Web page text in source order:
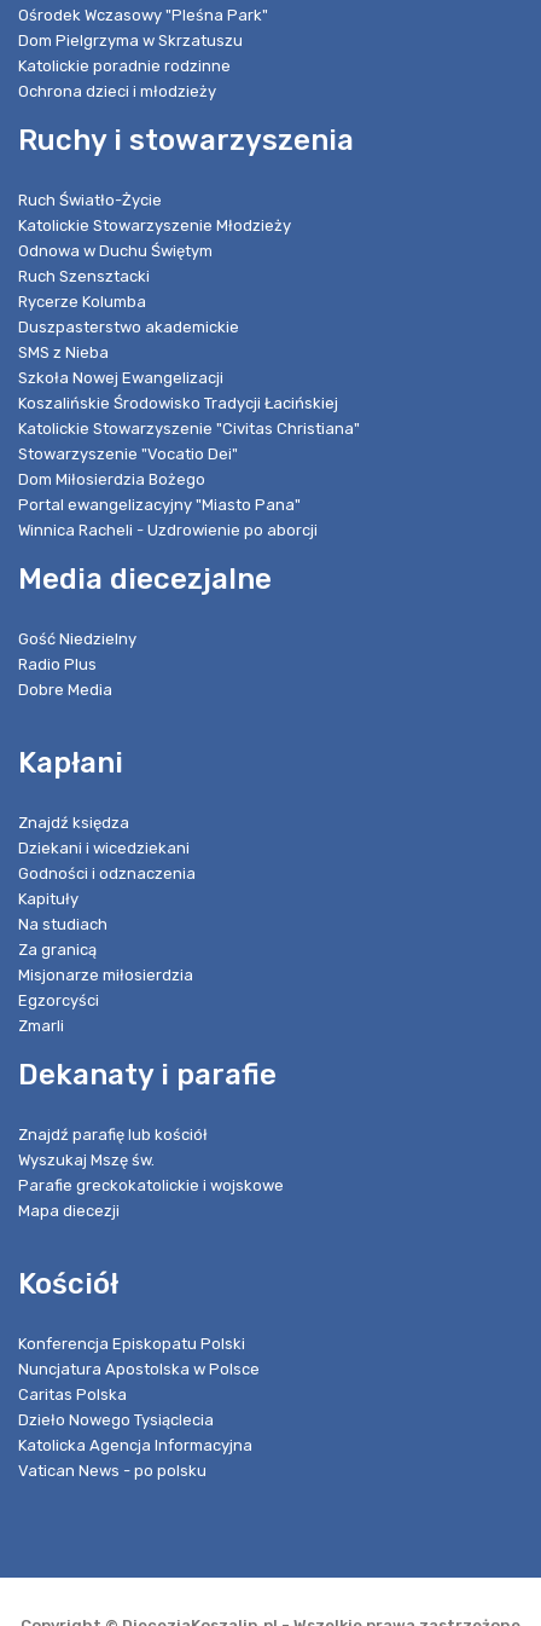
Ośrodek Wczasowy "Pleśna Park"
Dom Pielgrzyma w Skrzatuszu
Katolickie poradnie rodzinne
Ochrona dzieci i młodzieży
Ruchy i stowarzyszenia
Ruch Światło-Życie
Katolickie Stowarzyszenie Młodzieży
Odnowa w Duchu Świętym
Ruch Szensztacki
Rycerze Kolumba
Duszpasterstwo akademickie
SMS z Nieba
Szkoła Nowej Ewangelizacji
Koszalińskie Środowisko Tradycji Łacińskiej
Katolickie Stowarzyszenie "Civitas Christiana"
Stowarzyszenie "Vocatio Dei"
Dom Miłosierdzia Bożego
Portal ewangelizacyjny "Miasto Pana"
Winnica Racheli - Uzdrowienie po aborcji
Media diecezjalne
Gość Niedzielny
Radio Plus
Dobre Media
Kapłani
Znajdź księdza
Dziekani i wicedziekani
Godności i odznaczenia
Kapituły
Na studiach
Za granicą
Misjonarze miłosierdzia
Egzorcyści
Zmarli
Dekanaty i parafie
Znajdź parafię lub kościół
Wyszukaj Mszę św.
Parafie greckokatolickie i wojskowe
Mapa diecezji
Kościół
Konferencja Episkopatu Polski
Nuncjatura Apostolska w Polsce
Caritas Polska
Dzieło Nowego Tysiąclecia
Katolicka Agencja Informacyjna
Vatican News - po polsku